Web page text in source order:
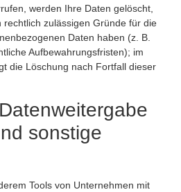
werden Ihre Daten gelöscht,
zulässigen Gründe für die
Daten haben (z. B.
Aufbewahrungsfristen); im
die Löschung nach Fortfall dieser
sonstige
Tools von Unternehmen mit